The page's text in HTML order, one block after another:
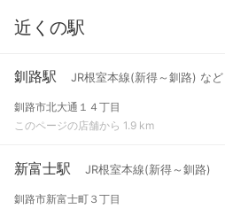
近くの駅
釧路駅 JR根室本線(新得～釧路) など
釧路市北大通１４丁目
このページの店舗から 1.9 km
新富士駅 JR根室本線(新得～釧路)
釧路市新富士町３丁目